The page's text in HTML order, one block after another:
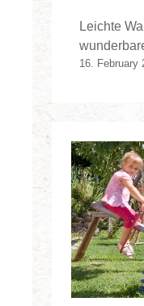
Leichte
16. February